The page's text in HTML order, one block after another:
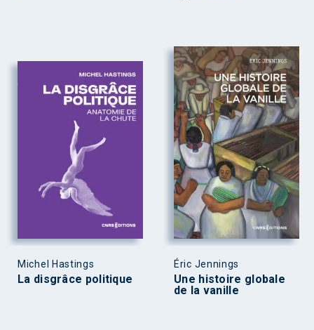
Michel Hastings
La disgrâce politique
Éric Jennings
Une histoire globale
de la vanille